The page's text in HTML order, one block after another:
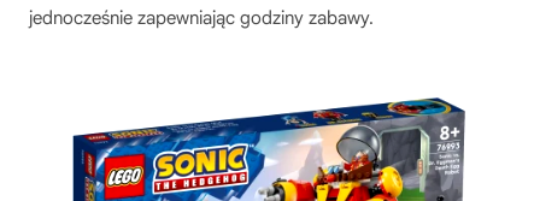
jednocześnie zapewniając godziny zabawy.